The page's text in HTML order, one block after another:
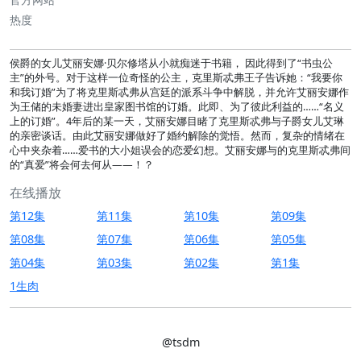
热度
侯爵的女儿艾丽安娜·贝尔修塔从小就痴迷于书籍， 因此得到了“书虫公
主”的外号。对于这样一位奇怪的公主，克里斯忒弗王子告诉她：“我要你
和我订婚”为了将克里斯忒弗从宫廷的派系斗争中解脱，并允许艾丽安娜作
为王储的未婚妻进出皇家图书馆的订婚。此即、为了彼此利益的……“名义
上的订婚”。4年后的某一天，艾丽安娜目睹了克里斯忒弗与子爵女儿艾琳
的亲密谈话。由此艾丽安娜做好了婚约解除的觉悟。然而，复杂的情绪在
心中夹杂着……爱书的大小姐误会的恋爱幻想。艾丽安娜与的克里斯忒弗间
的“真爱”将会何去何从——！？
在线播放
第12集 第11集 第10集
第09集
第08集
第07集 第06集
第05集
第04集
第03集 第02集
第1集
1生肉
@tsdm